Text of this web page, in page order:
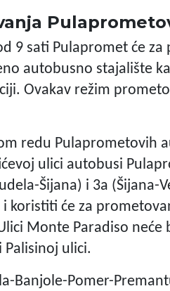
9 sati Pulapromet će
autobusno stajalište
Ovakav režim
redu Pulaprometovih
ulici autobusi
Šijana) i 3a (Šijana-
koristiti će za
Monte Paradiso neće
Palisinoj ulici.
Banjole-Pomer-